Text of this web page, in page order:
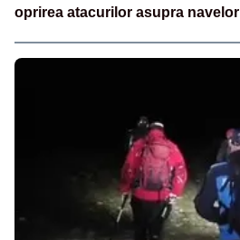
oprirea atacurilor asupra navelor